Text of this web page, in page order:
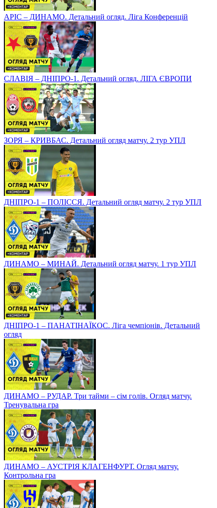
АРІС – ДИНАМО. Детальний огляд. Ліга Конференцій
СЛАВІЯ – ДНІПРО-1. Детальний огляд. ЛІГА ЄВРОПИ
ЗОРЯ – КРИВБАС. Детальний огляд матчу. 2 тур УПЛ
ДНІПРО-1 – ПОЛІССЯ. Детальний огляд матчу. 2 тур УПЛ
ДИНАМО – МИНАЙ. Детальний огляд матчу. 1 тур УПЛ
ДНІПРО-1 – ПАНАТІНАЇКОС. Ліга чемпіонів. Детальний
огляд
ДИНАМО – РУДАР. Три тайми – сім голів. Огляд матчу.
Тренувальна гра
ДИНАМО – АУСТРІЯ КЛАГЕНФУРТ. Огляд матчу.
Контрольна гра